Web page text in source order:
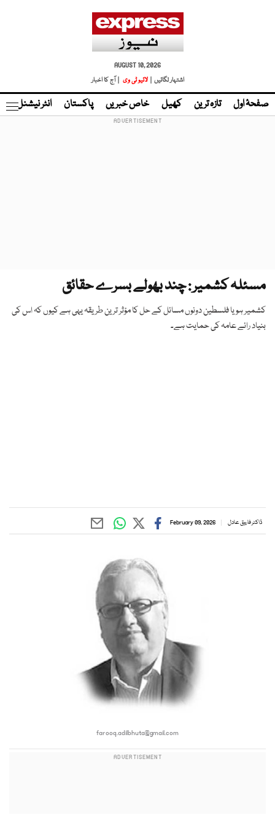
AUGUST 10, 2026
اشتہار لگائیں |
لائیو ٹی وی | آج کا اخبار
صفحۂ اول تازہ ترین کھیل خاص خبریں پاکستان انٹر نیشنل
مسئلہ کشمیر : چند بھولے بسرے حقائق
کشمیر ہو یا فلسطین دونوں مسائل کے حل کا مؤثر ترین طریقہ یہی ہے کیوں کہ اس کی
بنیاد رائے عامہ کی حمایت ہے۔
ڈاکٹر فاروق عادل February 09, 2026
farooq.adilbhuta@gmail.com